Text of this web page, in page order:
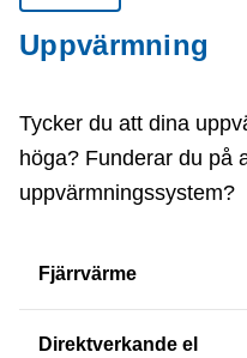
Uppvärmning
Tycker du att dina
höga? Funderar du på
uppvärmningssystem?
Fjärrvärme
Direktverkande el